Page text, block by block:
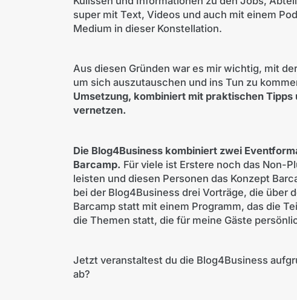
super mit Text, Videos und auch mit einem
Medium in dieser Konstellation.
Aus diesen Gründen war es mir wichtig, mit
um sich auszutauschen und ins Tun zu
Umsetzung, kombiniert mit praktischen
vernetzen.
Die Blog4Business kombiniert zwei
Barcamp. Für viele ist Erstere noch das Non-
leisten und diesen Personen das Konzept
bei der Blog4Business drei Vorträge, die über
Barcamp statt mit einem Programm, das die
die Themen statt, die für meine Gäste
Jetzt veranstaltest du die Blog4Business
ab?